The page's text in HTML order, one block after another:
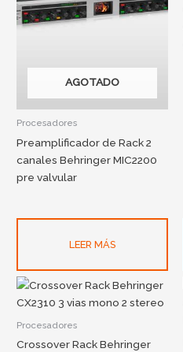
AGOTADO
Procesadores
Preamplificador de Rack 2
canales Behringer MIC2200
pre valvular
LEER MÁS
Procesadores
Crossover Rack Behringer